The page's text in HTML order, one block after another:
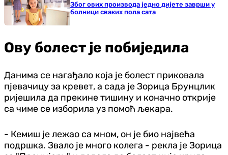
Због ових производа једно дијете заврши у
болници сваких пола сата
Ову болест је побиједила
Данима се нагађало која је болест приковала
пјевачицу за кревет, а сада је Зорица Брунцлик
ријешила да прекине тишину и коначно открије
са чиме се изборила уз помоћ љекара.
- Кемиш је лежао са мном, он је био највећа
подршка. Звало је много колега - рекла је Зорица